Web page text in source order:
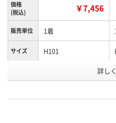
価格
(税込)
￥7,456
販売単位 1着
サイズ H101
号
詳し